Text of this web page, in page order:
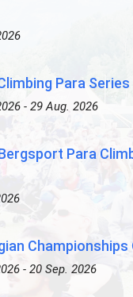
Para Series
- 29 Aug. 2026
Para
Championships
- 20 Sep. 2026